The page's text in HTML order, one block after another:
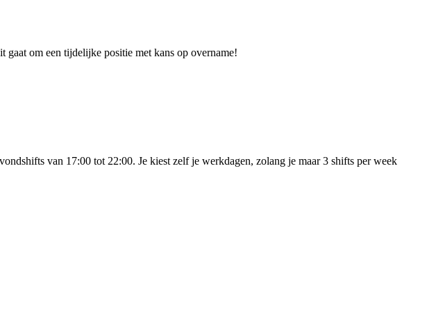
om een tijdelijke positie met kans op overname!
van 17:00 tot 22:00. Je kiest zelf je werkdagen, zolang je maar 3 shifts per week